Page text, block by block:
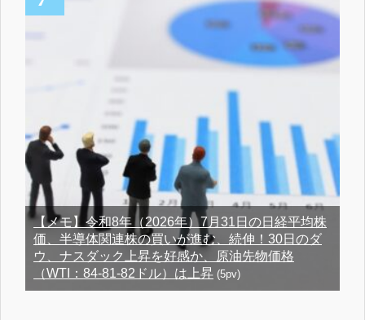
【メモ】令和8年（2026年）7月31日の日経平均株
価、半導体関連株の買いが進む、続伸！30日のダ
ウ、ナスダック上昇を好感か、原油先物価格
（WTI：84-81-82ドル）は上昇 (5pv)